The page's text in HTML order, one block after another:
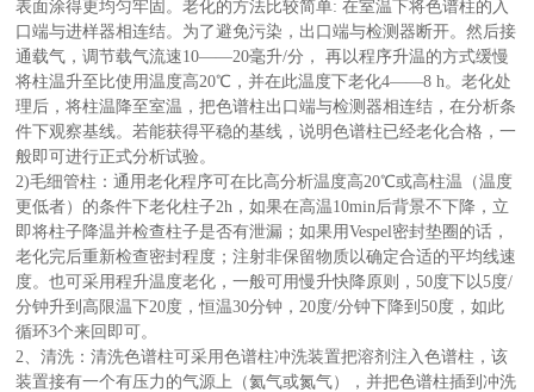
表面涂得更均匀牢固。老化的方法比较简单: 在室温下将色谱柱的入
口端与进样器相连结。为了避免污染，出口端与检测器断开。然后接
通载气，调节载气流速10——20毫升/分， 再以程序升温的方式缓慢
将柱温升至比使用温度高20℃，并在此温度下老化4——8 h。老化处
理后，将柱温降至室温，把色谱柱出口端与检测器相连结，在分析条
件下观察基线。若能获得平稳的基线，说明色谱柱已经老化合格，一
般即可进行正式分析试验。
2)毛细管柱：通用老化程序可在比高分析温度高20℃或高柱温（温度
更低者）的条件下老化柱子2h，如果在高温10min后背景不下降，立
即将柱子降温并检查柱子是否有泄漏；如果用Vespel密封垫圈的话，
老化完后重新检查密封程度；注射非保留物质以确定合适的平均线速
度。也可采用程升温度老化，一般可用慢升快降原则，50度下以5度/
分钟升到高限温下20度，恒温30分钟，20度/分钟下降到50度，如此
循环3个来回即可。
2、清洗：清洗色谱柱可采用色谱柱冲洗装置把溶剂注入色谱柱，该
装置接有一个有压力的气源上（氦气或氮气），并把色谱柱插到冲洗